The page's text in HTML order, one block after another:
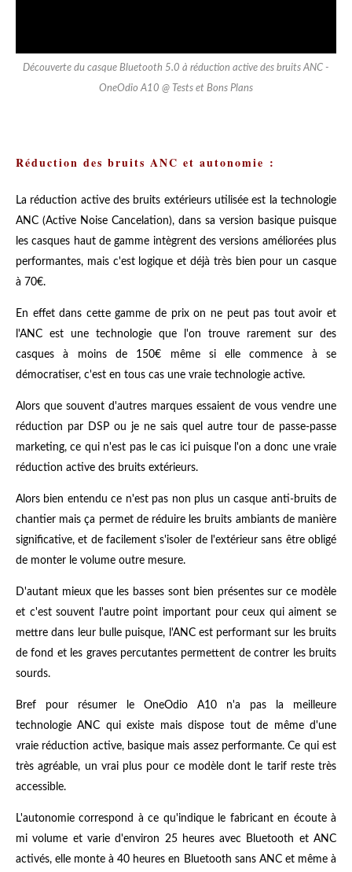
Découverte du casque Bluetooth 5.0 à réduction active des bruits ANC -
OneOdio A10 @ Tests et Bons Plans
Réduction des bruits ANC et autonomie :
La réduction active des bruits extérieurs utilisée est la technologie
ANC (Active Noise Cancelation), dans sa version basique puisque
les casques haut de gamme intègrent des versions améliorées plus
performantes, mais c'est logique et déjà très bien pour un casque
à 70€.
En effet dans cette gamme de prix on ne peut pas tout avoir et
l'ANC est une technologie que l'on trouve rarement sur des
casques à moins de 150€ même si elle commence à se
démocratiser, c'est en tous cas une vraie technologie active.
Alors que souvent d'autres marques essaient de vous vendre une
réduction par DSP ou je ne sais quel autre tour de passe-passe
marketing, ce qui n'est pas le cas ici puisque l'on a donc une vraie
réduction active des bruits extérieurs.
Alors bien entendu ce n'est pas non plus un casque anti-bruits de
chantier mais ça permet de réduire les bruits ambiants de manière
significative, et de facilement s'isoler de l'extérieur sans être obligé
de monter le volume outre mesure.
D'autant mieux que les basses sont bien présentes sur ce modèle
et c'est souvent l'autre point important pour ceux qui aiment se
mettre dans leur bulle puisque, l'ANC est performant sur les bruits
de fond et les graves percutantes permettent de contrer les bruits
sourds.
Bref pour résumer le OneOdio A10 n'a pas la meilleure
technologie ANC qui existe mais dispose tout de même d'une
vraie réduction active, basique mais assez performante. Ce qui est
très agréable, un vrai plus pour ce modèle dont le tarif reste très
accessible.
L'autonomie correspond à ce qu'indique le fabricant en écoute à
mi volume et varie d'environ 25 heures avec Bluetooth et ANC
activés, elle monte à 40 heures en Bluetooth sans ANC et même à